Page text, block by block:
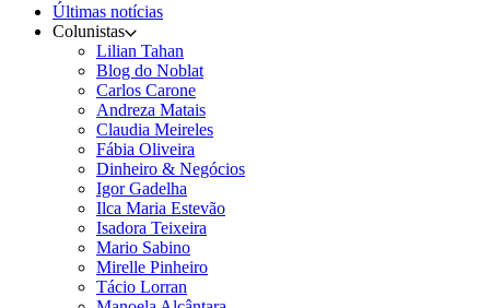
Últimas notícias
Colunistas
Lilian Tahan
Blog do Noblat
Carlos Carone
Andreza Matais
Claudia Meireles
Fábia Oliveira
Dinheiro & Negócios
Igor Gadelha
Ilca Maria Estevão
Isadora Teixeira
Mario Sabino
Mirelle Pinheiro
Tácio Lorran